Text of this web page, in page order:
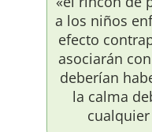
a los niños
efecto
asociarán
deberían
la calma